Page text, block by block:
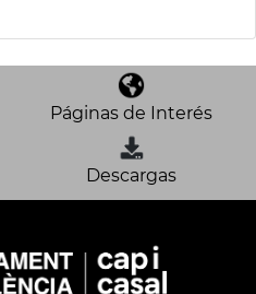
Páginas de Interés
Descargas